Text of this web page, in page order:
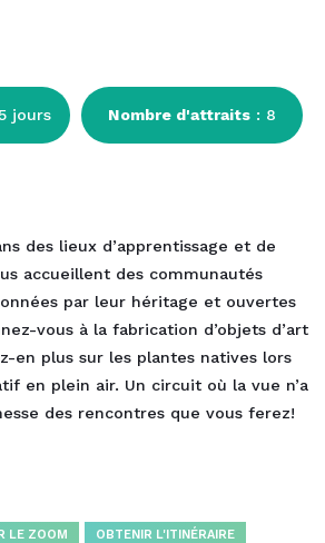
jours Nombre d'attraits : 8
des lieux d’apprentissage et de
accueillent des communautés
par leur héritage et ouvertes
vous à la fabrication d’objets d’art
en plus sur les plantes natives lors
en plein air. Un circuit où la vue n’a
des rencontres que vous ferez!
LE ZOOM OBTENIR L'ITINÉRAIRE